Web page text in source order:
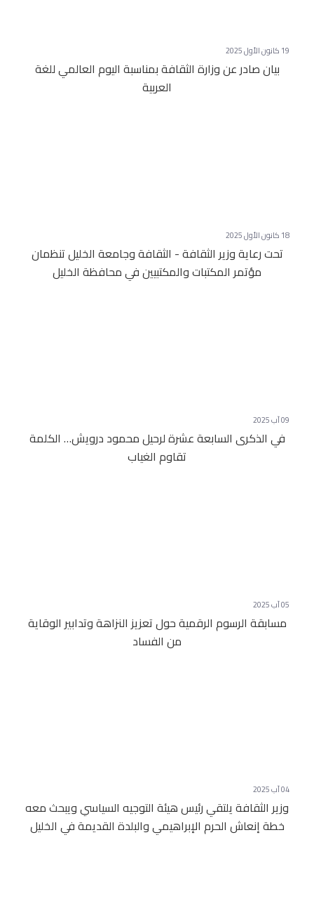
19 كانون الأول 2025
بيان صادر عن وزارة الثقافة بمناسبة اليوم العالمي للغة
العربية
18 كانون الأول 2025
تحت رعاية وزير الثقافة - الثقافة وجامعة الخليل تنظمان
مؤتمر المكتبات والمكتبيين في محافظة الخليل
09 آب 2025
في الذكرى السابعة عشرة لرحيل محمود درويش… الكلمة
تقاوم الغياب
05 آب 2025
مسابقة الرسوم الرقمية حول تعزيز النزاهة وتدابير الوقاية
من الفساد
04 آب 2025
وزير الثقافة يلتقي رئيس هيئة التوجيه السياسي ويبحث معه
خطة إنعاش الحرم الإبراهيمي والبلدة القديمة في الخليل